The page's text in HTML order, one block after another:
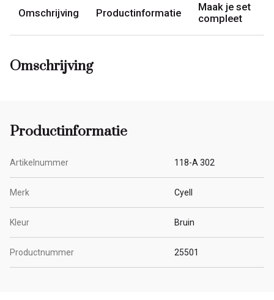
Omschrijving Productinformatie
Maak je set
compleet
Omschrijving
Productinformatie
Artikelnummer 118-A 302
Merk Cyell
Kleur Bruin
Productnummer 25501